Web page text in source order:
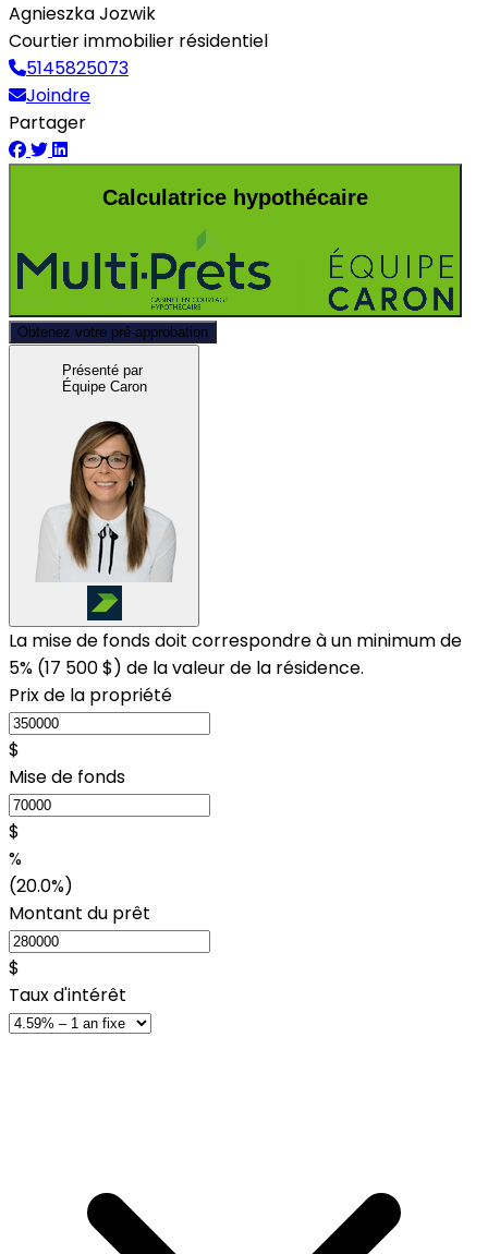
Agnieszka Jozwik
Courtier immobilier résidentiel
5145825073
Joindre
Partager
Calculatrice hypothécaire
Obtenez votre pré-approbation
Présenté par
Équipe Caron
La mise de fonds doit correspondre à un minimum de
5% (17 500 $) de la valeur de la résidence.
Prix de la propriété
$
Mise de fonds
$
%
(20.0%)
Montant du prêt
$
Taux d'intérêt